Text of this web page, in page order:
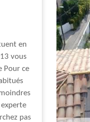
en
vous
Pour ce
pas